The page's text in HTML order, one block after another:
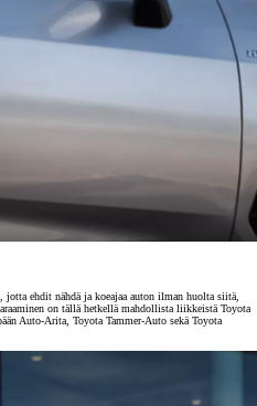
ehdit nähdä ja koeajaa auton ilman huolta siitä,
on tällä hetkellä mahdollista liikkeistä Toyota
Auto-Arita, Toyota Tammer-Auto sekä Toyota